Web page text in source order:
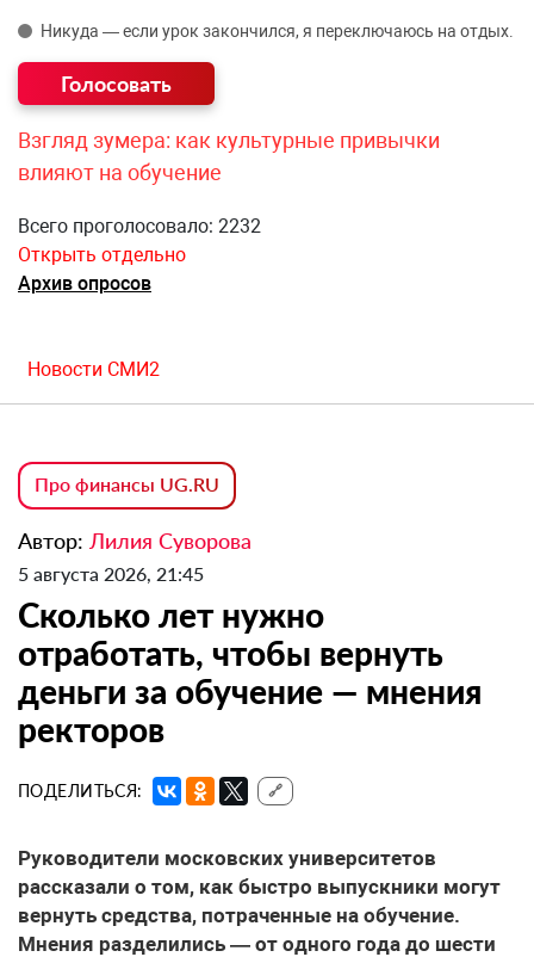
Никуда — если урок закончился, я переключаюсь на отдых.
Взгляд зумера: как культурные привычки
влияют на обучение
Всего проголосовало: 2232
Открыть отдельно
Архив опросов
Новости СМИ2
Про финансы UG.RU
Автор: Лилия Суворова
5 августа 2026, 21:45
Сколько лет нужно
отработать, чтобы вернуть
деньги за обучение — мнения
ректоров
ПОДЕЛИТЬСЯ: 🔗
Руководители московских университетов
рассказали о том, как быстро выпускники могут
вернуть средства, потраченные на обучение.
Мнения разделились — от одного года до шести